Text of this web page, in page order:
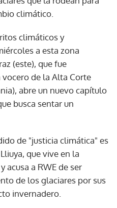
climático.
climáticos y
a esta zona
(este), que fue
de la Alta Corte
abre un nuevo capítulo
busca sentar un
de "justicia climática" es
que vive en la
acusa a RWE de ser
de los glaciares por sus
invernadero.